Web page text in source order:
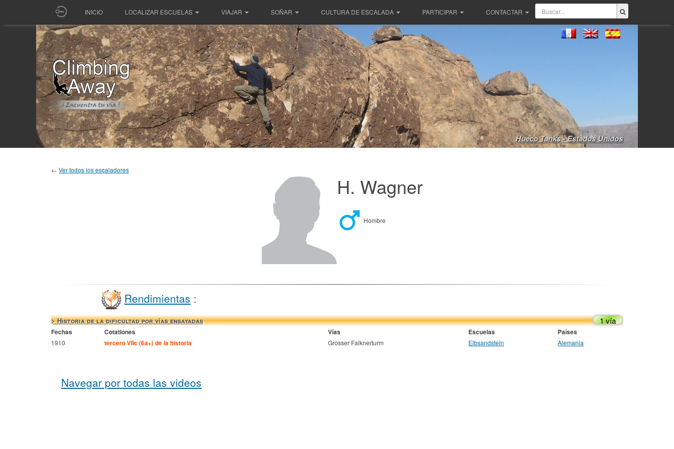
INICIO LOCALIZAR ESCUELAS VIAJAR SOÑAR CULTURA DE ESCALADA PARTICIPAR CONTACTAR
Hueco Tanks - Estados Unidos
← Ver todos los escaladores
H. Wagner
Hombre
Rendimientas :
> Historia de la dificultad por vías ensayadas 1 vía
Fechas Cotationes Vías Escuelas Países
1910 tercero VIIc (6a+) de la historia Grosser Falknerturm Elbsandstein Alemania
Navegar por todas las videos